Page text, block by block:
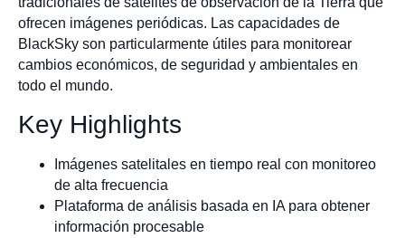
ofrecen imágenes periódicas. Las capacidades de
BlackSky son particularmente útiles para monitorear
cambios económicos, de seguridad y ambientales en
todo el mundo.
Key Highlights
Imágenes satelitales en tiempo real con monitoreo
de alta frecuencia
Plataforma de análisis basada en IA para obtener
información procesable